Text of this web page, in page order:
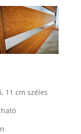
11 cm széles